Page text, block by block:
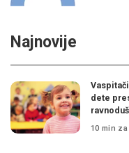
Najnovije
dete
10 min